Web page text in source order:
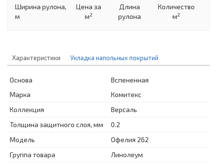
Ширина рулона,
м
Цена за
м2
Длина
рулона
Количество
м2
Характеристики Укладка напольных покрытий
Основа
Вспененная
Марка
Комитекс
Коллекция
Версаль
Толщина защитного слоя, мм
0.2
Модель
Офелия 262
Группа товара
Линолеум